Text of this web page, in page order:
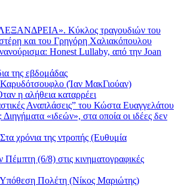
Κύκλος τραγουδιών του
και του Γρηγόρη Χαλιακόπουλου
Honest Lullaby, από την Joan
της εβδομάδας
Καρυδότσουφλο (Ίαν ΜακΓιούαν)
η αλήθεια καταρρέει
Αναπλάσεις” του Κώστα Ευαγγελάτου
«ιδεών», στα οποία οι ιδέες δεν
χρόνια της ντροπής (Ευθυμία
Πέμπτη (6/8) στις κινηματογραφικές
Υπόθεση Πολέτη (Νίκος Μαριώτης)